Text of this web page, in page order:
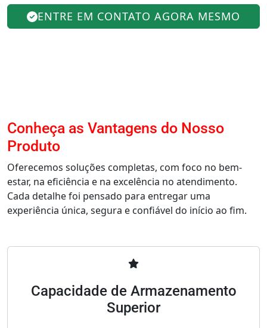
ENTRE EM CONTATO AGORA MESMO
Conheça as Vantagens do Nosso
Produto
Oferecemos soluções completas, com foco no bem-
estar, na eficiência e na excelência no atendimento.
Cada detalhe foi pensado para entregar uma
experiência única, segura e confiável do início ao fim.
Capacidade de Armazenamento
Superior